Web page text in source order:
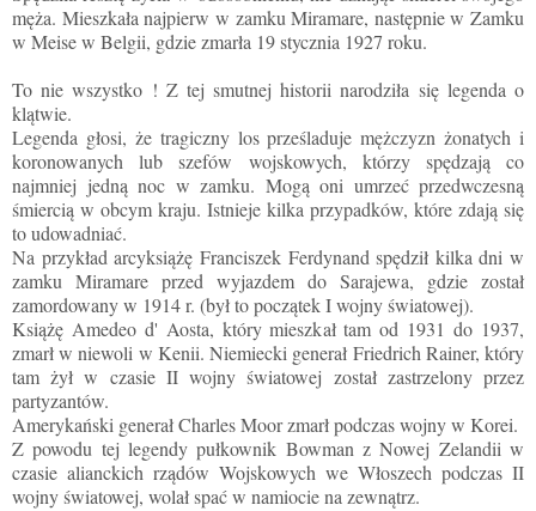
męża. Mieszkała najpierw w zamku Miramare, następnie w Zamku
w Meise w Belgii, gdzie zmarła 19 stycznia 1927 roku.
To nie wszystko ! Z tej smutnej historii narodziła się legenda o
klątwie.
Legenda głosi, że tragiczny los prześladuje mężczyzn żonatych i
koronowanych lub szefów wojskowych, którzy spędzają co
najmniej jedną noc w zamku. Mogą oni umrzeć przedwczesną
śmiercią w obcym kraju. Istnieje kilka przypadków, które zdają się
to udowadniać.
Na przykład arcyksiążę Franciszek Ferdynand spędził kilka dni w
zamku Miramare przed wyjazdem do Sarajewa, gdzie został
zamordowany w 1914 r. (był to początek I wojny światowej).
Książę Amedeo d' Aosta, który mieszkał tam od 1931 do 1937,
zmarł w niewoli w Kenii. Niemiecki generał Friedrich Rainer, który
tam żył w czasie II wojny światowej został zastrzelony przez
partyzantów.
Amerykański generał Charles Moor zmarł podczas wojny w Korei.
Z powodu tej legendy pułkownik Bowman z Nowej Zelandii w
czasie alianckich rządów Wojskowych we Włoszech podczas II
wojny światowej, wolał spać w namiocie na zewnątrz.